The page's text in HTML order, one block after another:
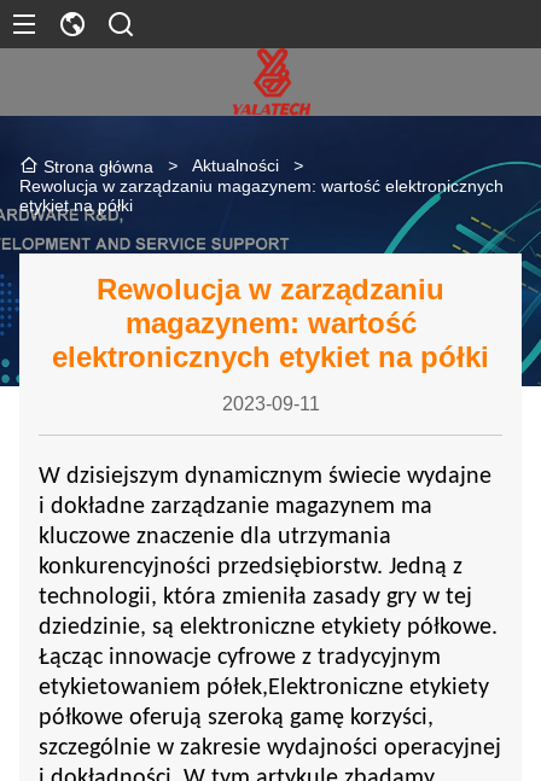
Strona główna > Aktualności
>
Rewolucja w zarządzaniu magazynem: wartość elektronicznych
etykiet na półki
Rewolucja w zarządzaniu
magazynem: wartość
elektronicznych etykiet na półki
2023-09-11
W dzisiejszym dynamicznym świecie wydajne
i dokładne zarządzanie magazynem ma
kluczowe znaczenie dla utrzymania
konkurencyjności przedsiębiorstw. Jedną z
technologii, która zmieniła zasady gry w tej
dziedzinie, są elektroniczne etykiety półkowe.
Łącząc innowacje cyfrowe z tradycyjnym
etykietowaniem półek, Elektroniczne etykiety
półkowe oferują szeroką gamę korzyści,
szczególnie w zakresie wydajności operacyjnej